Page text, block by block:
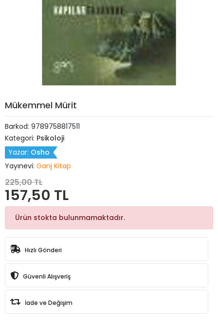
Mükemmel Mürit
Barkod: 9789758817511
Kategori: Psikoloji
Yazar: Osho
Yayınevi: Ganj Kitap
225,00 TL
157,50 TL
Ürün stokta bulunmamaktadır.
Hızlı Gönderi
Güvenli Alışveriş
İade ve Değişim